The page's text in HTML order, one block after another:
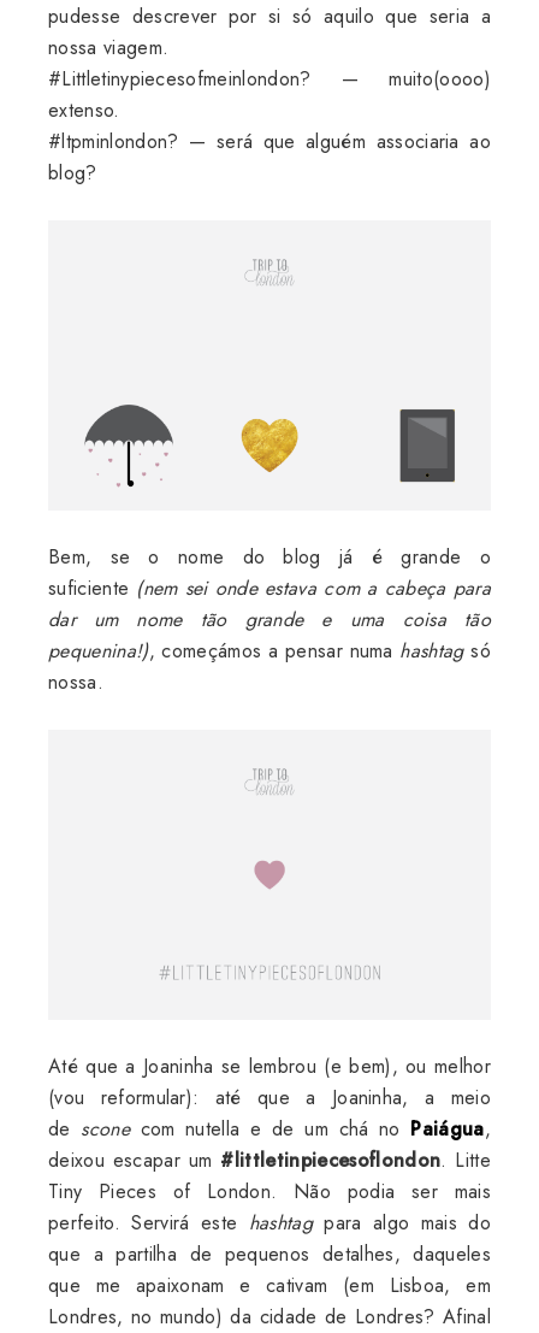
pudesse descrever por si só aquilo que seria a
nossa viagem.
#Littletinypiecesofmeinlondon? — muito(oooo)
extenso.
#ltpminlondon? — será que alguém associaria ao
blog?
Bem, se o nome do blog já é grande o
suficiente (nem sei onde estava com a cabeça para
dar um nome tão grande e uma coisa tão
pequenina!), começámos a pensar numa hashtagsó
nossa.
Até que a Joaninha se lembrou (e bem), ou melhor
(vou reformular): até que a Joaninha, a meio
de sconecom nutella e de um chá no Paiágua,
deixou escapar um #littletinpiecesoflondon. Litte
Tiny Pieces of London. Não podia ser mais
perfeito. Servirá este hashtagpara algo mais do
que a partilha de pequenos detalhes, daqueles
que me apaixonam e cativam (em Lisboa, em
Londres, no mundo) da cidade de Londres? Afinal